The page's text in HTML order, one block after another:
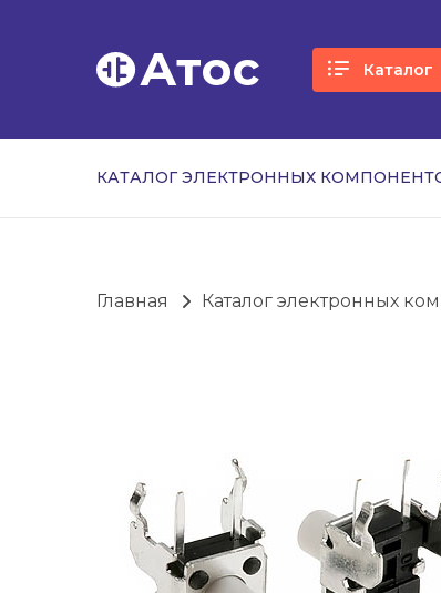
Атос Каталог
КАТАЛОГ ЭЛЕКТРОННЫХ
Главная Каталог электронных